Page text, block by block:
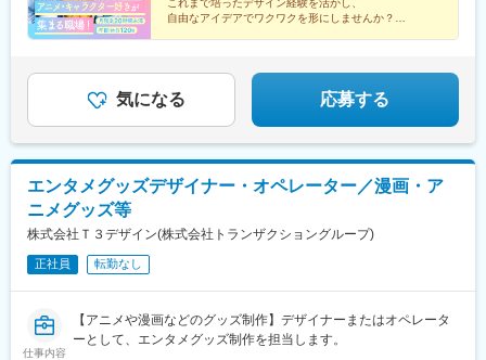
これまで培ったデザイン経験を活かし、
自由なアイデアでワクワクを形にしませんか？
気になる 応募する
エンタメグッズデザイナー・オペレーター／漫画・ア
ニメグッズ等
株式会社Ｔ３デザイン(株式会社トランザクショングループ)
正社員 転勤なし
仕事内容
【アニメや漫画などのグッズ制作】デザイナーまたはオペレータ
ーとして、エンタメグッズ制作を担当します。